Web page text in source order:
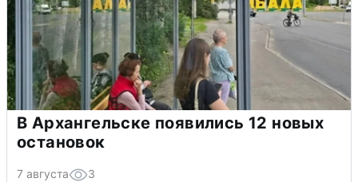
В Архангельске появились 12 новых
остановок
7 августа 3